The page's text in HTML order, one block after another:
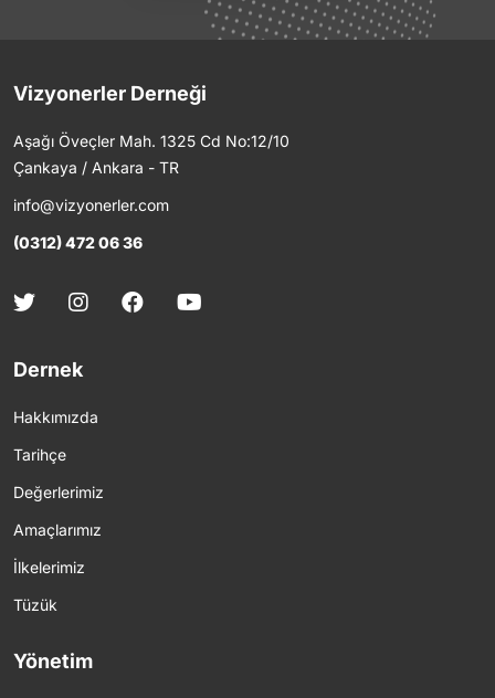
Vizyonerler Derneği
Aşağı Öveçler Mah. 1325 Cd No:12/10
Çankaya / Ankara - TR
info@vizyonerler.com
(0312) 472 06 36
Dernek
Hakkımızda
Tarihçe
Değerlerimiz
Amaçlarımız
İlkelerimiz
Tüzük
Yönetim